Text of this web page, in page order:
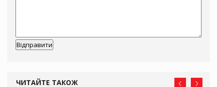
ЧИТАЙТЕ ТАКОЖ